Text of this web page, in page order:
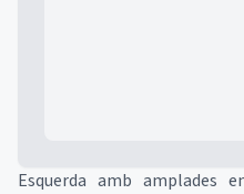
Esquerda amb